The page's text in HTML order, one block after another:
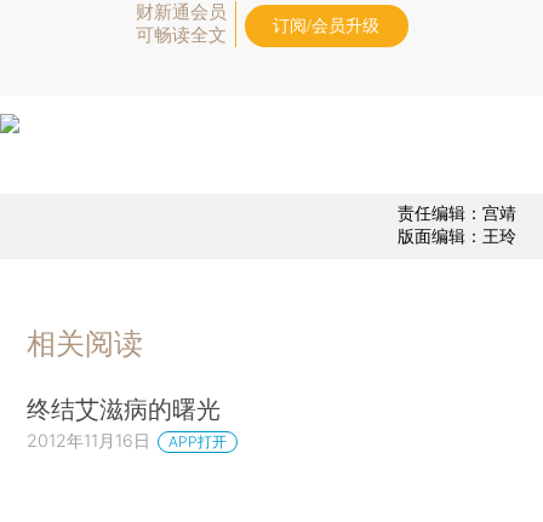
财新通会员
可畅读全文
订阅/会员升级
责任编辑：宫靖
版面编辑：王玲
相关阅读
终结艾滋病的曙光
2012年11月16日 APP打开